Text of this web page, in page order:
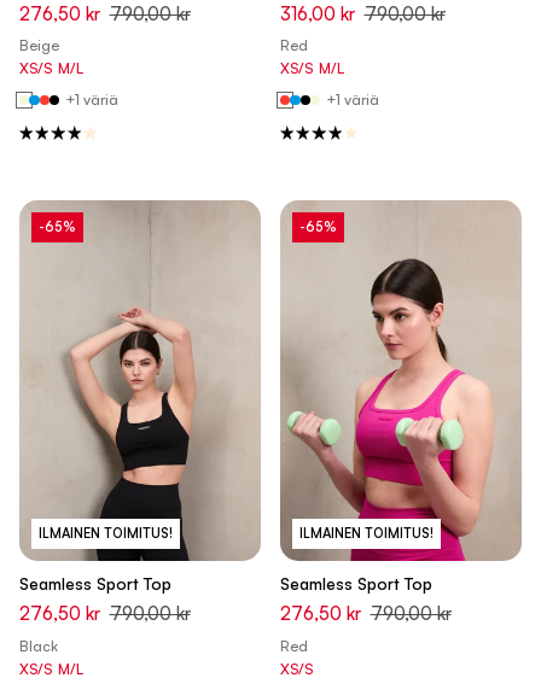
276,50 kr 790,00 kr
Beige
XS/S M/L
+1 väriä
316,00 kr 790,00 kr
Red
XS/S M/L
+1 väriä
ILMAINEN TOIMITUS!
-65%
Seamless Sport Top
276,50 kr 790,00 kr
Black
XS/S M/L
ILMAINEN TOIMITUS!
-65%
Seamless Sport Top
276,50 kr 790,00 kr
Red
XS/S